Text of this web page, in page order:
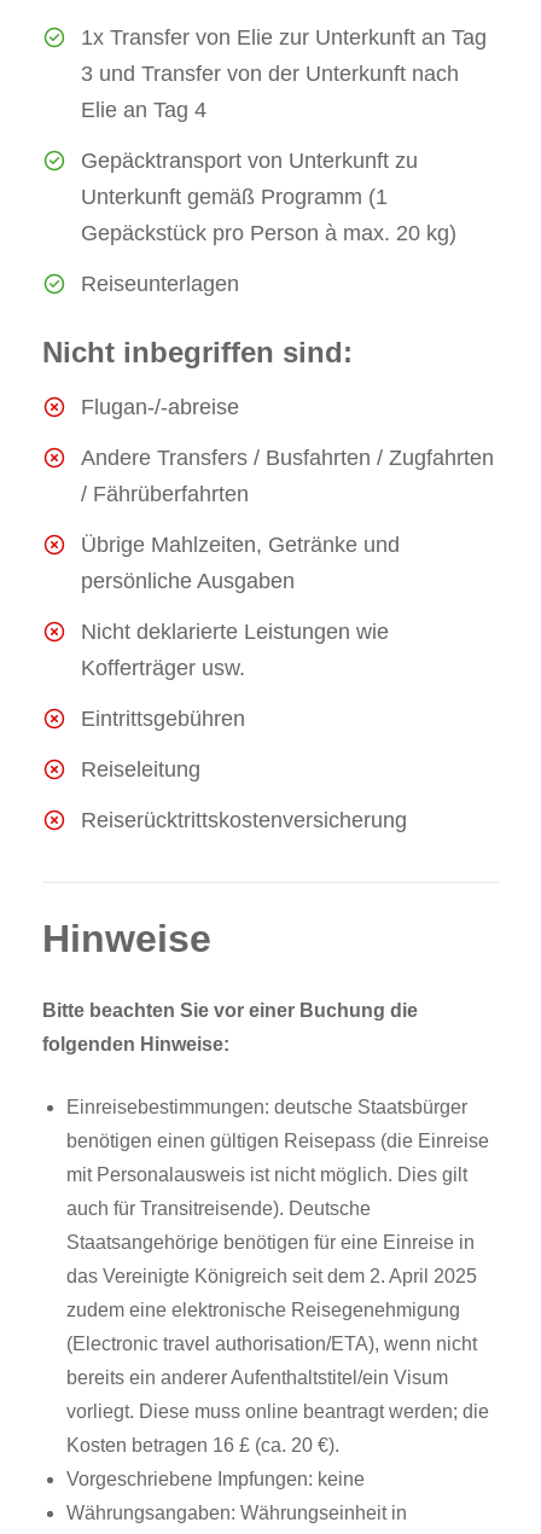
1x Transfer von Elie zur Unterkunft an Tag
3 und Transfer von der Unterkunft nach
Elie an Tag 4
Gepäcktransport von Unterkunft zu
Unterkunft gemäß Programm (1
Gepäckstück pro Person à max. 20 kg)
Reiseunterlagen
Nicht inbegriffen sind:
Flugan-/-abreise
Andere Transfers / Busfahrten / Zugfahrten
/ Fährüberfahrten
Übrige Mahlzeiten, Getränke und
persönliche Ausgaben
Nicht deklarierte Leistungen wie
Kofferträger usw.
Eintrittsgebühren
Reiseleitung
Reiserücktrittskostenversicherung
Hinweise
Bitte beachten Sie vor einer Buchung die
folgenden Hinweise:
Einreisebestimmungen: deutsche Staatsbürger
benötigen einen gültigen Reisepass (die Einreise
mit Personalausweis ist nicht möglich. Dies gilt
auch für Transitreisende). Deutsche
Staatsangehörige benötigen für eine Einreise in
das Vereinigte Königreich seit dem 2. April 2025
zudem eine elektronische Reisegenehmigung
(Electronic travel authorisation/ETA), wenn nicht
bereits ein anderer Aufenthaltstitel/ein Visum
vorliegt. Diese muss online beantragt werden; die
Kosten betragen 16 £ (ca. 20 €).
Vorgeschriebene Impfungen: keine
Währungsangaben: Währungseinheit in